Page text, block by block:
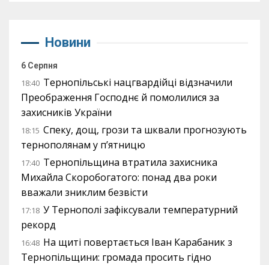
Новини
6 Серпня
18:40 Тернопільські нацгвардійці відзначили
Преображення Господнє й помолилися за
захисників України
18:15 Спеку, дощ, грози та шквали прогнозують
тернополянам у п’ятницю
17:40 Тернопільщина втратила захисника
Михайла Скоробогатого: понад два роки
вважали зниклим безвісти
17:18 У Тернополі зафіксували температурний
рекорд
16:48 На щиті повертається Іван Карабаник з
Тернопільщини: громада просить гідно